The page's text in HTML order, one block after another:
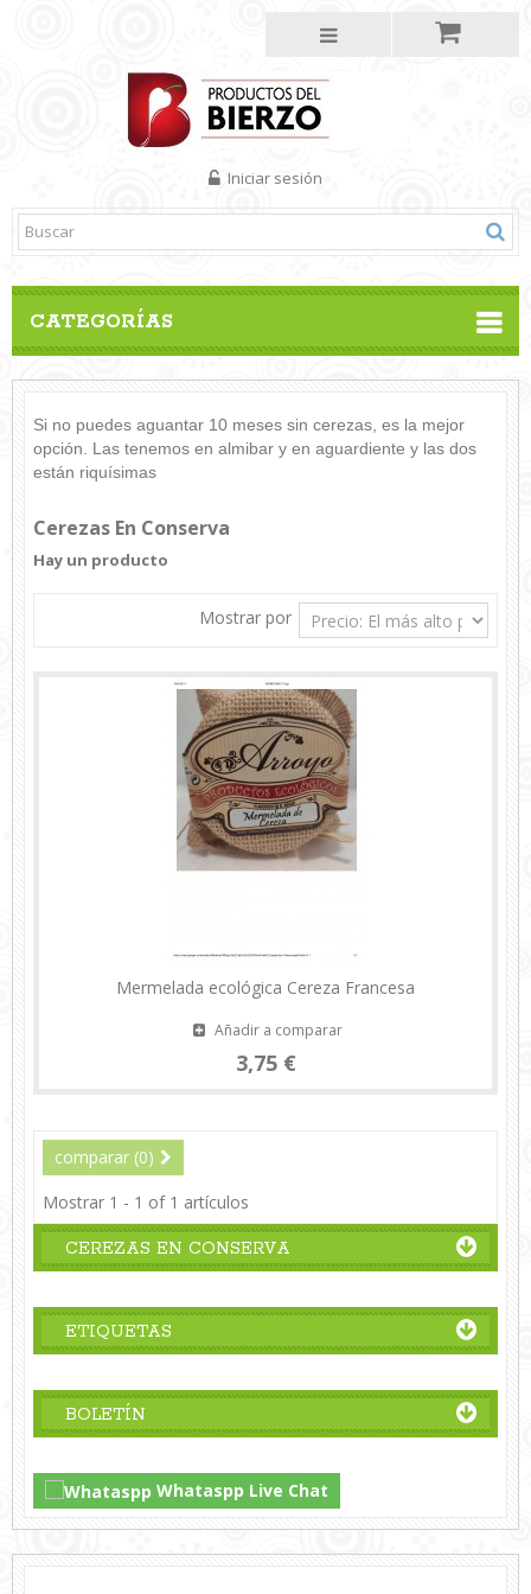
CATEGORÍAS
Iniciar sesión
Si no puedes aguantar 10 meses sin cerezas, es la mejor
opción. Las tenemos en almibar y en aguardiente y las dos
están riquísimas
Cerezas En Conserva
Hay un producto
Mostrar por
Mermelada ecológica Cereza Francesa
Añadir a comparar
3,75 €
comparar (0)
Mostrar 1 - 1 of 1 artículos
CEREZAS EN CONSERVA
ETIQUETAS
BOLETÍN
Whataspp Live Chat